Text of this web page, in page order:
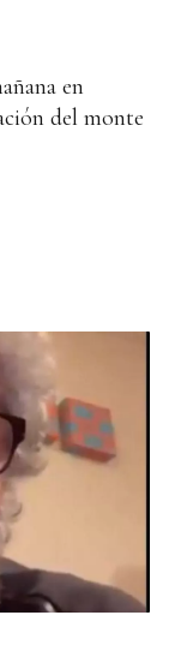
en
del monte